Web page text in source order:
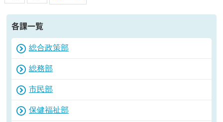
各課一覧
総合政策部
総務部
市民部
保健福祉部